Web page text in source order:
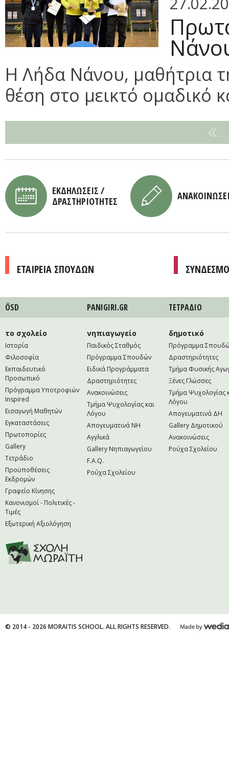
Η Λήδα Νάνου, μαθήτρια
θέση στο μεικτό ομαδικό
ΕΚΔΗΛΩΣΕΙΣ /
ΔΡΑΣΤΗΡΙΟΤΗΤΕΣ
ΕΤΑΙΡΕΙΑ ΣΠΟΥΔΩΝ
ÖSD PANIGIRI.GR ΤΕΤΡAΔΙΟ
το σχολείο
Ιστορία
Φιλοσοφία
Εκπαιδευτικό
Προσωπικό
Πρόγραμμα Υποτροφιών
Inspired
Εισαγωγή Μαθητών
Εγκαταστάσεις
Πρωτοπορίες
Gallery
Τετράδιο
Προϋποθέσεις
Εκδρομών
Γραφείο Κίνησης
Κανονισμοί - Πολιτικές -
Τιμές
Εξωτερική Αξιολόγηση
νηπιαγωγείο
Παιδικός Σταθμός
Πρόγραμμα Σπουδών
Ειδικά Προγράμματα
Δραστηριότητες
Ανακοινώσεις
Τμήμα Ψυχολογίας και
Λόγου
Απογευματινά NH
Αγγλικά
Gallery Νηπιαγωγείου
F.A.Q.
Ρούχα Σχολείου
δημοτικό
Πρόγραμμα
Δραστηριότητες
Τμήμα Φυσικής
Ξένες Γλώσσες
Τμήμα Ψυχολογίας
Λόγου
Απογευματινά ΔΗ
Gallery Δημοτικού
Ανακοινώσεις
Ρούχα Σχολείου
© 2014 - 2026 MORAITIS SCHOOL. ALL RIGHTS RESERVED.